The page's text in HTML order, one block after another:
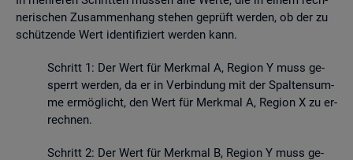
ne­ri­schen Zu­sam­men­hang ste­hen ge­prüft wer­den, ob der zu
schüt­zen­de Wert iden­ti­fi­ziert wer­den kann.
Schritt 1: Der Wert für Merk­mal A, Re­gi­on Y muss ge­
sperrt wer­den, da er in Ver­bin­dung mit der Spal­ten­sum­
me er­mög­licht, den Wert für Merk­mal A, Re­gi­on X zu er­
rech­nen.
Schritt 2: Der Wert für Merk­mal B, Re­gi­on Y muss ge­